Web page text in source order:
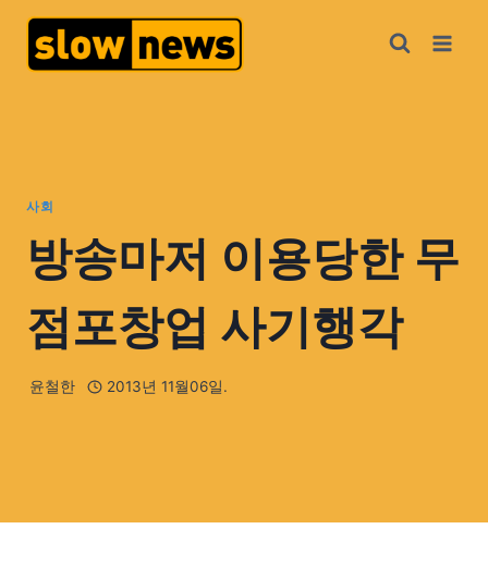
사회
방송마저 이용당한 무
점포창업 사기행각
윤철한 2013년 11월06일.